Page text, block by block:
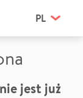
PL
jest już